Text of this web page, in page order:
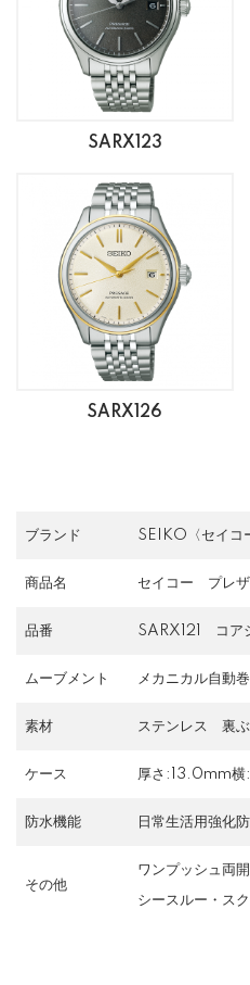
SARX123
SARX126
ブランド SEIKO〈セイコ
商品名 セイコー プレ
品番 SARX121 コア
ムーブメント メカニカル自動巻
素材 ステンレス 裏ぶ
ケース 厚さ:13.0mm
防水機能 日常生活用強化
その他
ワンプッシュ両
シースルー・ス